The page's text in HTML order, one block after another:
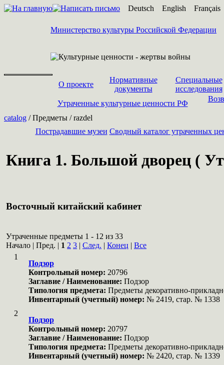
Deutsch English Français
Министерство культуры Российской Федерации
О проекте
Нормативные
документы
Специальные
исследования
Утраченные культурные ценности РФ
catalog / Предметы / razdel
Пострадавшие музеи Cводный каталог утраченных
Книга 1. Большой дворец (
Восточный китайский кабинет
Утраченные предметы 1 - 12 из 33
Начало | Пред. | 1 2 3 | След. | Конец | Все
1
Подзор
Контрольный номер: 20796
Заглавие / Наименование: Подзор
Типология предмета: Предметы декоративно-
Инвентарный (учетный) номер: № 2419, стар. № 1338
2
Подзор
Контрольный номер: 20797
Заглавие / Наименование: Подзор
Типология предмета: Предметы декоративно-
Инвентарный (учетный) номер: № 2420, стар. № 1339